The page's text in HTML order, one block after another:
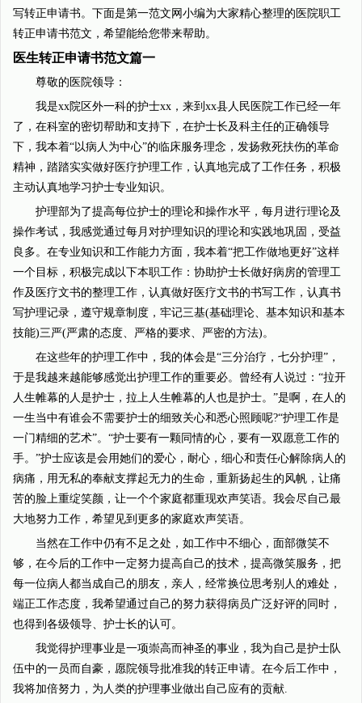
写转正申请书。下面是第一范文网小编为大家精心整理的医院职工
转正申请书范文，希望能给您带来帮助。
医生转正申请书范文篇一
尊敬的医院领导：
我是xx院区外一科的护士xx，来到xx县人民医院工作已经一年
了，在科室的密切帮助和支持下，在护士长及科主任的正确领导
下，我本着“以病人为中心”的临床服务理念，发扬救死扶伤的革命
精神，踏踏实实做好医疗护理工作，认真地完成了工作任务，积极
主动认真地学习护士专业知识。
护理部为了提高每位护士的理论和操作水平，每月进行理论及
操作考试，我感觉通过每月对护理知识的理论和实践地巩固，受益
良多。在专业知识和工作能力方面，我本着“把工作做地更好”这样
一个目标，积极完成以下本职工作：协助护士长做好病房的管理工
作及医疗文书的整理工作，认真做好医疗文书的书写工作，认真书
写护理记录，遵守规章制度，牢记三基(基础理论、基本知识和基本
技能)三严(严肃的态度、严格的要求、严密的方法)。
在这些年的护理工作中，我的体会是“三分治疗，七分护理”，
于是我越来越能够感觉出护理工作的重要必。曾经有人说过：“拉开
人生帷幕的人是护士，拉上人生帷幕的人也是护士。”是啊，在人的
一生当中有谁会不需要护士的细致关心和悉心照顾呢?“护理工作是
一门精细的艺术”。“护士要有一颗同情的心，要有一双愿意工作的
手。”护士应该是会用她们的爱心，耐心，细心和责任心解除病人的
病痛，用无私的奉献支撑起无力的生命，重新扬起生的风帆，让痛
苦的脸上重绽笑颜，让一个个家庭都重现欢声笑语。我会尽自己最
大地努力工作，希望见到更多的家庭欢声笑语。
当然在工作中仍有不足之处，如工作中不细心，面部微笑不
够，在今后的工作中一定努力提高自己的技术，提高微笑服务，把
每一位病人都当成自己的朋友，亲人，经常换位思考别人的难处，
端正工作态度，我希望通过自己的努力获得病员广泛好评的同时，
也得到各级领导、护士长的认可。
我觉得护理事业是一项崇高而神圣的事业，我为自己是护士队
伍中的一员而自豪，愿院领导批准我的转正申请。在今后工作中，
我将加倍努力，为人类的护理事业做出自己应有的贡献.